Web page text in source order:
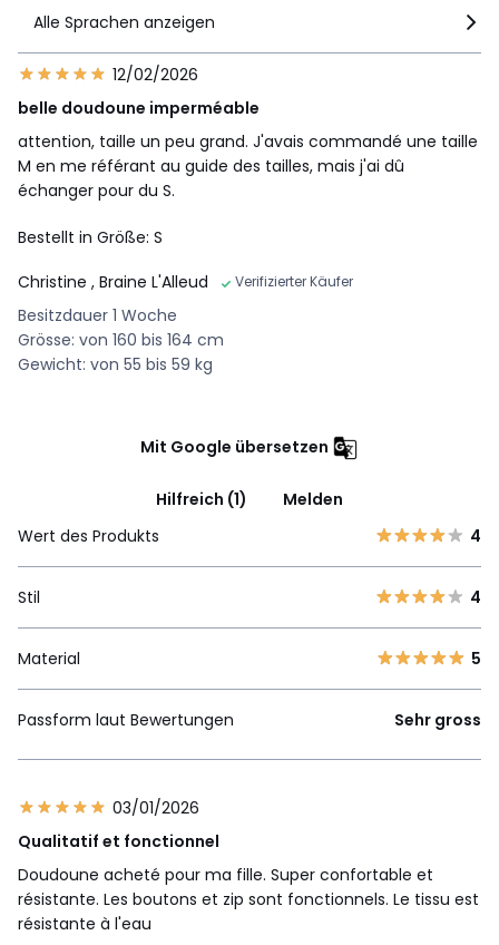
Alle Sprachen anzeigen
12/02/2026
belle doudoune imperméable
attention, taille un peu grand. J'avais commandé une taille
M en me référant au guide des tailles, mais j'ai dû
échanger pour du S.
Bestellt in Größe: S
Christine , Braine L'Alleud Verifizierter Käufer
Besitzdauer 1 Woche
Grösse: von 160 bis 164 cm
Gewicht: von 55 bis 59 kg
Mit Google übersetzen
Hilfreich (1)
Melden
Wert des Produkts
4
Stil 4
Material 5
Passform laut Bewertungen Sehr gross
03/01/2026
Qualitatif et fonctionnel
Doudoune acheté pour ma fille. Super confortable et
résistante. Les boutons et zip sont fonctionnels. Le tissu est
résistante à l'eau